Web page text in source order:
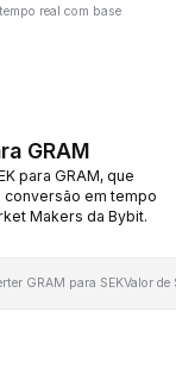
real com base
GRAM
para GRAM, que
conversão em tempo
Makers da Bybit.
GRAM para SEKValor de